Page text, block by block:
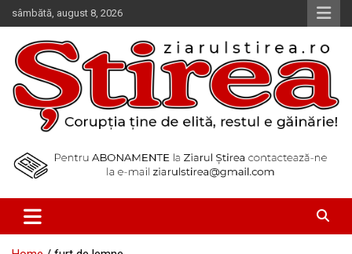
Skip
to
content
sâmbătă, august 8, 2026
Ziarul Știrea